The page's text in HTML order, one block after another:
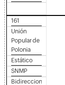
161
Unión
Popular de
Polonia
Estático
SNMP
Bidireccional